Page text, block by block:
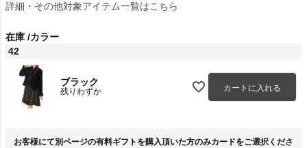
詳細・その他対象アイテム一覧はこちら
在庫 カラー
42
ブラック
残りわずか カートに入れる
お客様にて別ページの有料ギフトを購入頂いた方のみカードをご選択くださ